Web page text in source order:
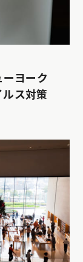
ヨーク
ス対策